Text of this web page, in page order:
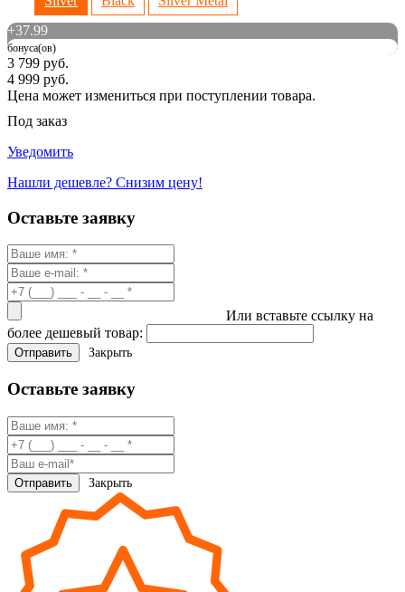
+37.99
бонуса(ов)
3 799 руб.
4 999 руб.
Цена может измениться при поступлении товара.
Под заказ
Уведомить
Нашли дешевле? Снизим цену!
Оставьте заявку
Или вставьте ссылку на
более дешевый товар:
Закрыть
Оставьте заявку
Закрыть